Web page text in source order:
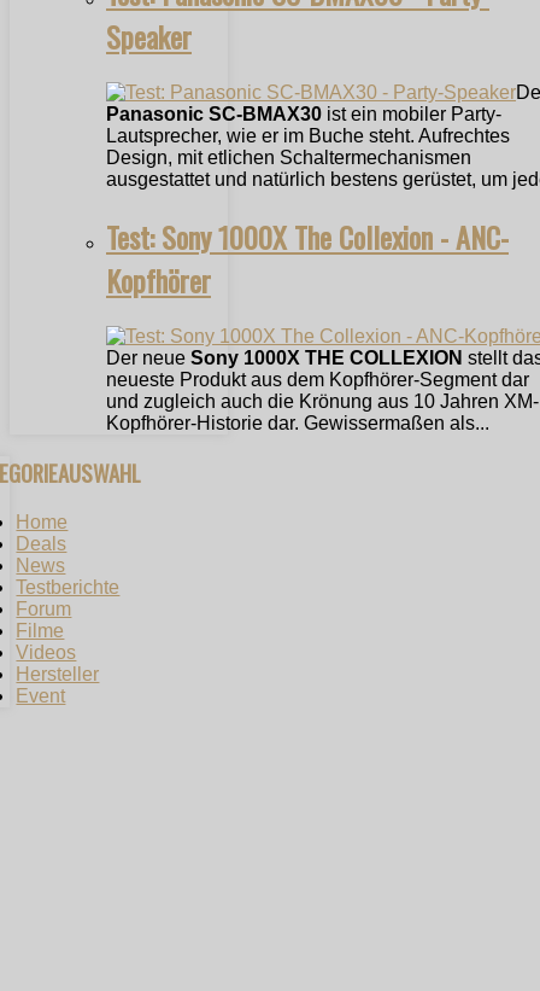
Speaker
Panasonic SC-BMAX30 ist ein mobiler Party-
Lautsprecher, wie er im Buche steht. Aufrechtes
Design, mit etlichen Schaltermechanismen
ausgestattet und natürlich bestens gerüstet, um
Test: Sony 1000X The Collexion - ANC-
Kopfhörer
Der neue Sony 1000X THE COLLEXION stellt
neueste Produkt aus dem Kopfhörer-Segment dar
und zugleich auch die Krönung aus 10 Jahren XM-
Kopfhörer-Historie dar. Gewissermaßen als...
Home
Deals
News
Testberichte
Forum
Filme
Videos
Hersteller
Event